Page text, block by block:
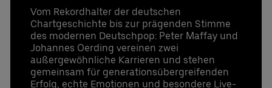
Vom Rekordhalter der deutschen
Chartgeschichte bis zur prägenden Stimme
des modernen Deutschpop: Peter Maffay und
Johannes Oerding vereinen zwei
außergewöhnliche Karrieren und stehen
gemeinsam für generationsübergreifenden
Erfolg, echte Emotionen und besondere Live-